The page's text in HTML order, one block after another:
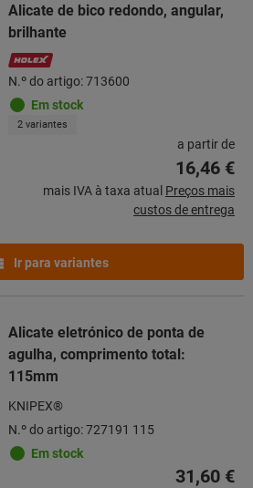
Alicate de bico redondo, angular,
brilhante
N.º do artigo: 713600
Em stock
2 variantes
a partir de
16,46 €
mais IVA à taxa atual Preços mais
custos de entrega
Ir para variantes
Alicate eletrónico de ponta de
agulha, comprimento total:
115mm
KNIPEX®
N.º do artigo: 727191 115
Em stock
31,60 €